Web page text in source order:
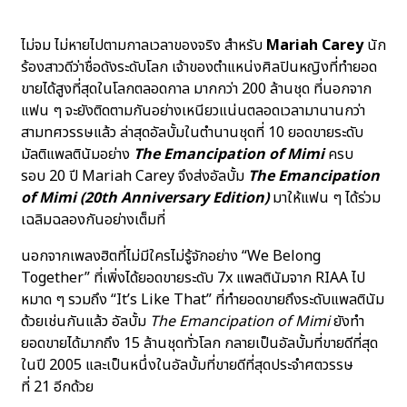
ไม่จม ไม่หายไปตามกาลเวลาของจริง สำหรับ Mariah Careyนัก
ร้องสาวดีว่าชื่อดังระดับโลก เจ้าของตำแหน่งศิลปินหญิงที่ทำยอด
ขายได้สูงที่สุดในโลกตลอดกาล มากกว่า 200 ล้านชุด ที่นอกจาก
แฟน ๆ จะยังติดตามกันอย่างเหนียวแน่นตลอดเวลามานานกว่า
สามทศวรรษแล้ว ล่าสุดอัลบั้มในตำนานชุดที่ 10 ยอดขายระดับ
มัลติแพลตินัมอย่าง The Emancipation of Mimiครบ
รอบ 20 ปี Mariah Carey จึงส่งอัลบั้ม The Emancipation
of Mimi (20th Anniversary Edition)มาให้แฟน ๆ ได้ร่วม
เฉลิมฉลองกันอย่างเต็มที่
นอกจากเพลงฮิตที่ไม่มีใครไม่รู้จักอย่าง “We Belong
Together” ที่เพิ่งได้ยอดขายระดับ 7x แพลตินัมจาก RIAA ไป
หมาด ๆ รวมถึง “It’s Like That” ที่ทำยอดขายถึงระดับแพลตินัม
ด้วยเช่นกันแล้ว อัลบั้ม The Emancipation of Mimiยังทำ
ยอดขายได้มากถึง 15 ล้านชุดทั่วโลก กลายเป็นอัลบั้มที่ขายดีที่สุด
ในปี 2005 และเป็นหนึ่งในอัลบั้มที่ขายดีที่สุดประจำศตวรรษ
ที่ 21 อีกด้วย